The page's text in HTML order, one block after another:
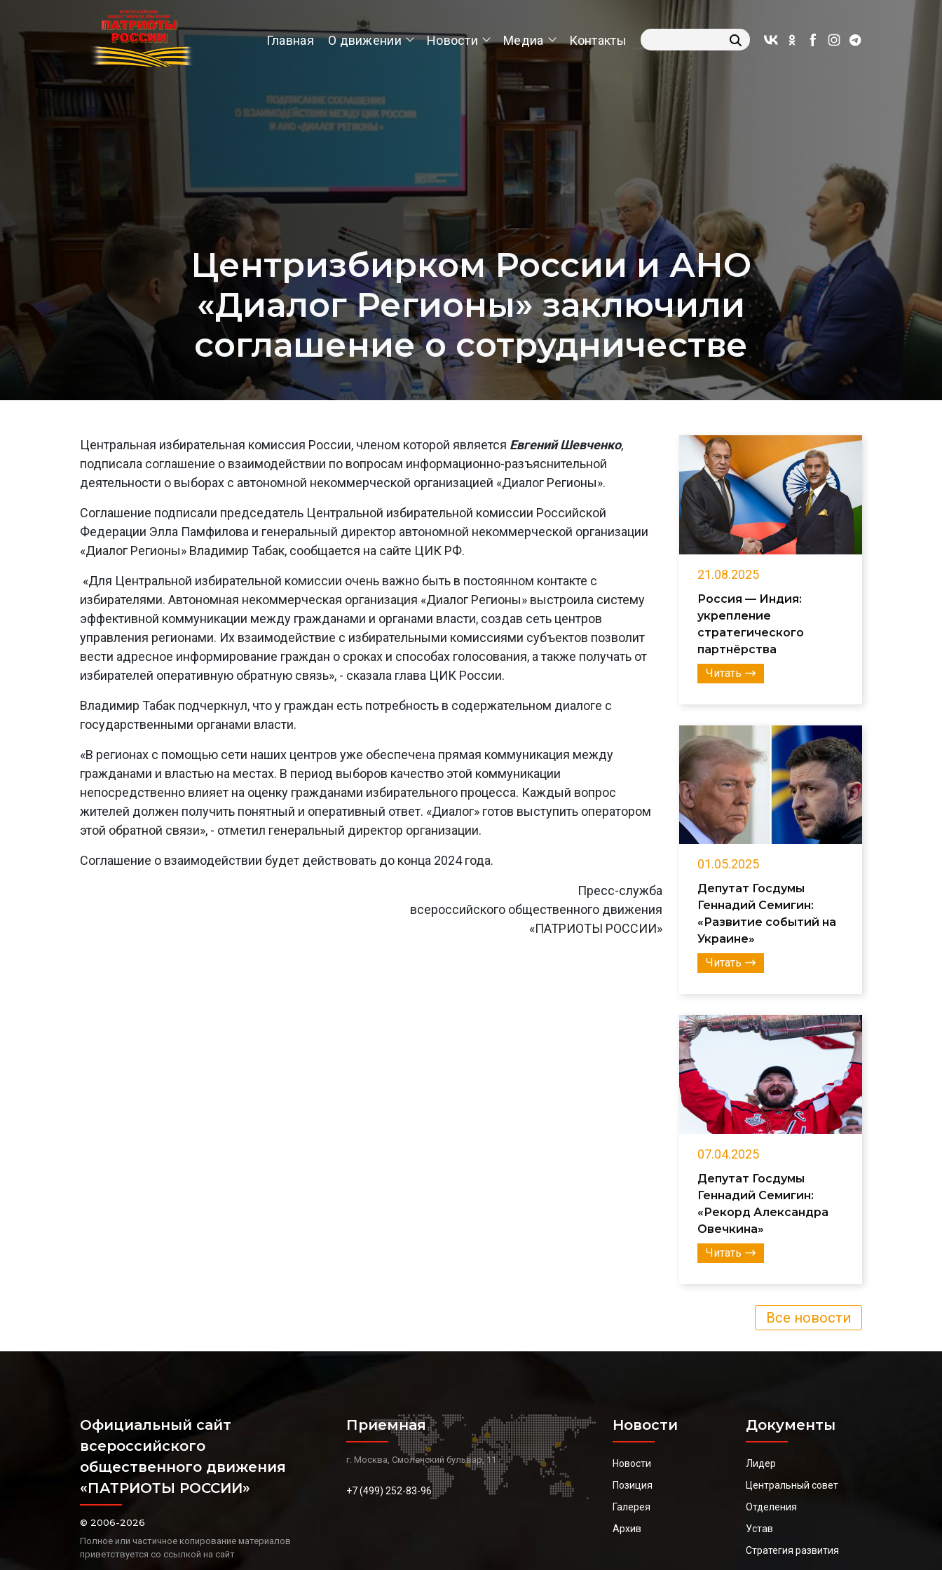
Главная О движении Новости Медиа Контакты
Центризбирком России и АНО
«Диалог Регионы» заключили
соглашение о сотрудничестве
Центральная избирательная комиссия России, членом которой является Евгений Шевченко,
подписала соглашение о взаимодействии по вопросам информационно-разъяснительной
деятельности о выборах с автономной некоммерческой организацией «Диалог Регионы».
Соглашение подписали председатель Центральной избирательной комиссии Российской
Федерации Элла Памфилова и генеральный директор автономной некоммерческой организации
«Диалог Регионы» Владимир Табак, сообщается на сайте ЦИК РФ.
«Для Центральной избирательной комиссии очень важно быть в постоянном контакте с
избирателями. Автономная некоммерческая организация «Диалог Регионы» выстроила систему
эффективной коммуникации между гражданами и органами власти, создав сеть центров
управления регионами. Их взаимодействие с избирательными комиссиями субъектов позволит
вести адресное информирование граждан о сроках и способах голосования, а также получать от
избирателей оперативную обратную связь», - сказала глава ЦИК России.
Владимир Табак подчеркнул, что у граждан есть потребность в содержательном диалоге с
государственными органами власти.
«В регионах с помощью сети наших центров уже обеспечена прямая коммуникация между
гражданами и властью на местах. В период выборов качество этой коммуникации
непосредственно влияет на оценку гражданами избирательного процесса. Каждый вопрос
жителей должен получить понятный и оперативный ответ. «Диалог» готов выступить оператором
этой обратной связи», - отметил генеральный директор организации.
Соглашение о взаимодействии будет действовать до конца 2024 года.
Пресс-служба
всероссийского общественного движения
«ПАТРИОТЫ РОССИИ»
21.08.2025
Россия — Индия:
укрепление
стратегического
партнёрства
Читать
01.05.2025
Депутат Госдумы
Геннадий Семигин:
«Развитие событий на
Украине»
Читать
07.04.2025
Депутат Госдумы
Геннадий Семигин:
«Рекорд Александра
Овечкина»
Читать
Все новости
Официальный сайт
всероссийского
общественного движения
«ПАТРИОТЫ РОССИИ»
© 2006-2026
Полное или частичное копирование материалов
приветствуется со ссылкой на сайт
Приемная
г. Москва, Смоленский бульвар, 11
+7 (499) 252-83-96
Новости
Новости
Позиция
Галерея
Архив
Документы
Лидер
Центральный совет
Отделения
Устав
Стратегия развития